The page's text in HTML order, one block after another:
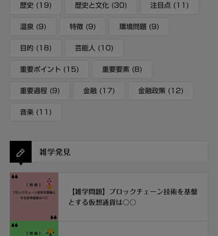
歴史 (19) 歴史と文化 (30) 注目点 (11)
温泉 (9) 特徴 (9) 環境問題 (9)
目的 (18) 芸能人 (10)
重要ポイント (15) 重要要素 (8)
重要過程 (9) 金融 (17) 金融政策 (12)
音楽 (11)
雑学発見
【雑学問題】ブロックチェーン技術を基盤
とする仮想通貨は〇〇